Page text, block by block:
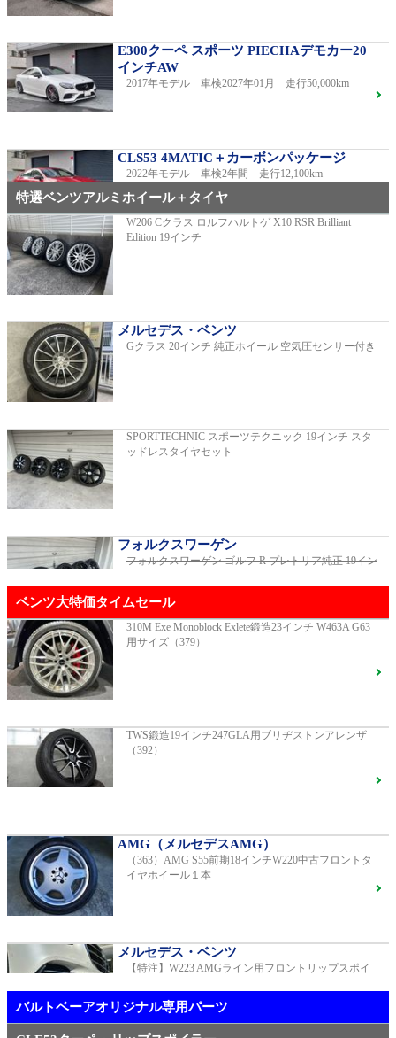
E300クーペ スポーツ PIECHAデモカー20
インチAW
2017年モデル 車検2027年01月 走行50,000km
CLS53 4MATIC＋カーボンパッケージ
2022年モデル 車検2年間 走行12,100km
GT53 4MATIC+ ダイナミックプラスパッ
ケージご成約済
2024年モデル 車検2027年01月 走行8,500km
2018年モデル 車検 走行23,500km
ベンツ中古車在庫車情報
特選ベンツアルミホイール＋タイヤ
W206 Cクラス ロルフハルトゲ X10 RSR Brilliant
Edition 19インチ
メルセデス・ベンツ
Gクラス 20インチ 純正ホイール 空気圧センサー付き
SPORTTECHNIC スポーツテクニック 19インチ スタ
ッドレスタイヤセット
フォルクスワーゲン
フォルクスワーゲン ゴルフ R プレトリア純正 19イン
AMG（メルセデスAMG）
R231 SL400 ロルフハルトゲ20インチアルミホイール
【中古タイヤ美品】ピレリPゼロネロ255/30/20 5分山1
本売り（TY005）
メルセデス・ベンツ
TWS EX-fMⅡ Monoblock 20インチ メルセデスベンツ
専用 中古 W213 E53用（405）
ベンツ大特価タイムセール
310M Exe Monoblock Exlete鍛造23インチ W463A G63
用サイズ（379）
TWS鍛造19インチ247GLA用ブリヂストンアレンザ
（392）
AMG（メルセデスAMG）
（363）AMG S55前期18インチW220中古フロントタ
イヤホイール１本
メルセデス・ベンツ
【特注】W223 AMGライン用フロントリップスポイ
バルトベーアオリジナル専用パーツ